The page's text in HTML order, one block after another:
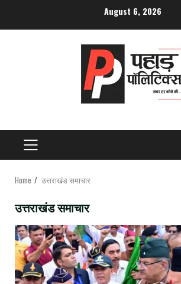
August 6, 2026
PRIMARY
MENU
Home उत्तराखंड समाचार
उत्तराखंड समाचार